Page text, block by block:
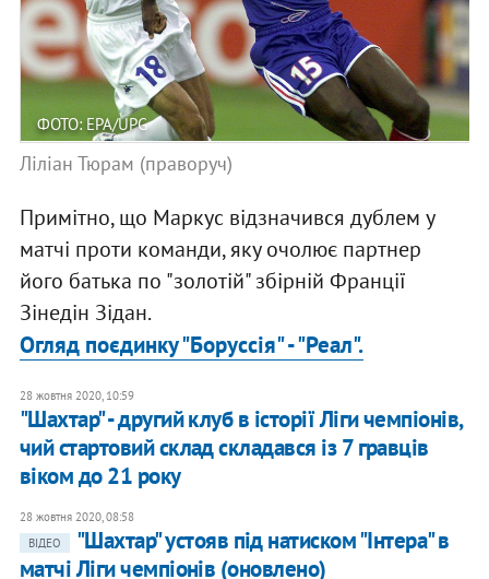
ФОТО: EPA/UPG
Ліліан Тюрам (праворуч)
Примітно, що Маркус відзначився дублем у
матчі проти команди, яку очолює партнер
його батька по "золотій" збірній Франції
Зінедін Зідан.
Огляд поєдинку "Боруссія" - "Реал".
28 жовтня 2020, 10:59
"Шахтар" - другий клуб в історії Ліги чемпіонів,
чий стартовий склад складався із 7 гравців
віком до 21 року
28 жовтня 2020, 08:58
ВІДЕО
"Шахтар" устояв під натиском "Інтера" в
матчі Ліги чемпіонів (оновлено)